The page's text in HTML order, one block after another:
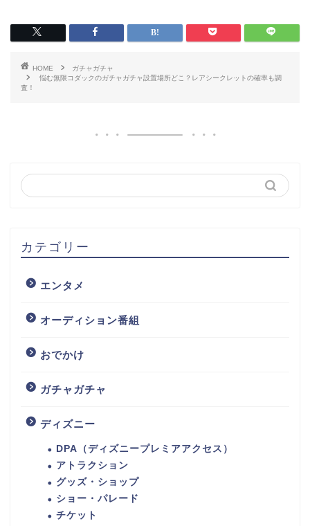
HOME
ガチャガチャ
悩む無限コダックのガチャガチャ設置場所どこ？レアシークレットの確率も調
査！
カテゴリー
エンタメ
オーディション番組
おでかけ
ガチャガチャ
ディズニー
DPA（ディズニープレミアアクセス）
アトラクション
グッズ・ショップ
ショー・パレード
チケット